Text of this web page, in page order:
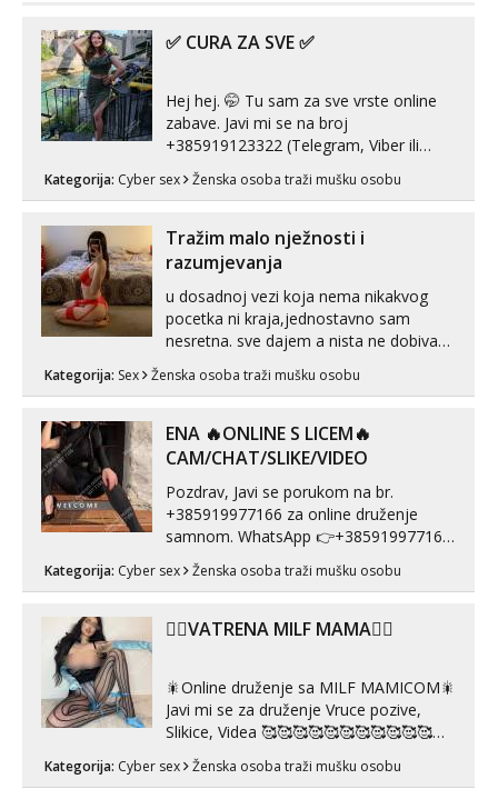
Martina
Čekam tvoj poziv!
Tel: 064/677-677 - Kod: #110
tel:0,93€ - mob:1,12€ min
Čekam tvoj poziv!
tel:0,93€ - mob:1,12€ min
Anita
Čekam tvoj poziv!
Tel: 064/677-677
- Kod: #87
tel:0,93€ - mob:1,12€ min
Anđela
Tel:
tel:0,93€ - mob:1,12€ min
Mira
Čekam tvoj poziv!
Tel: 064/677-677 - Kod: #72
✅ CURA ZA SVE ✅
Hej hej. 🤭 Tu sam za sve vrste online
zabave. Javi mi se na broj
+385919123322 (Telegram, Viber ili
Whatsapp). 🤙 NE javljaj se na uzivo.
Hvala.
Kategorija: Cyber sex Ženska osoba traži mušku osobu
Tražim malo nježnosti i
razumjevanja
u dosadnoj vezi koja nema nikakvog
pocetka ni kraja,jednostavno sam
nesretna. sve dajem a nista ne dobivam
zadovoljiti moje potrebe,ne trazim puno
volim njezan seks i njezne poljupce po
tijelu koji me jako pale,obozavam kad
Kategorija: Sex Ženska osoba traži mušku osobu
ENA 🔥ONLINE S LICEM🔥
CAM/CHAT/SLIKE/VIDEO
Pozdrav, Javi se porukom na br.
+385919977166 za online druženje
samnom. WhatsApp 👉+385919977166
Telegram 👉@enafriedrichkis Radim
videopozive s licem, solo i s partnerom,
kombinacije halteri, haljine, štikle,
Kategorija: Cyber sex Ženska osoba traži mušku osobu
❤️‍🔥VATRENA MILF MAMA❤️‍🔥
🎇Online druženje sa MILF MAMICOM🎇
Javi mi se za druženje Vruce pozive,
Slikice, Videa 🥰🥰🥰🥰🥰🥰🥰🥰🥰🥰🥰🥰
🥰 Solo ili sa partnerom ili kolegicama
Javi mi se porukom WhatsApp ili
Kategorija: Cyber sex Ženska osoba traži mušku osobu